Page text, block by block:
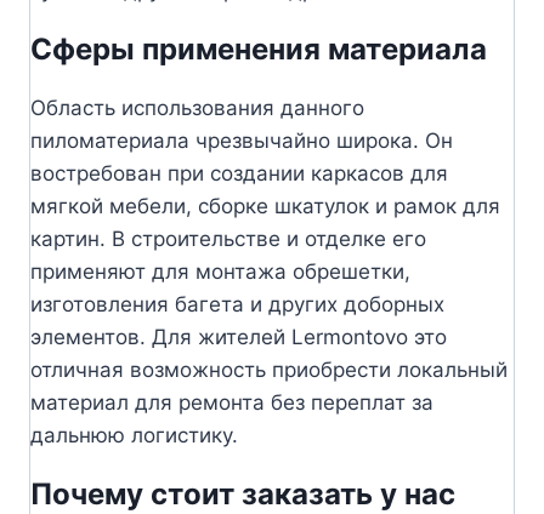
Сферы применения материала
Область использования данного
пиломатериала чрезвычайно широка. Он
востребован при создании каркасов для
мягкой мебели, сборке шкатулок и рамок для
картин. В строительстве и отделке его
применяют для монтажа обрешетки,
изготовления багета и других доборных
элементов. Для жителей Lermontovo это
отличная возможность приобрести локальный
материал для ремонта без переплат за
дальнюю логистику.
Почему стоит заказать у нас